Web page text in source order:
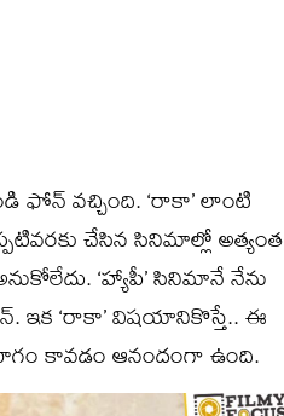
ఫోన్‌ వచ్చింది. ‘రాకా’ లాంటి
చేసిన సినిమాల్లో అత్యంత
‘హ్యాపీ’ సినిమానే నేను
ఇక ‘రాకా’ విషయానికొస్తే.. ఈ
కావడం ఆనందంగా ఉంది.